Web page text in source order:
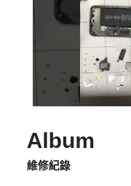
Album
維修紀錄